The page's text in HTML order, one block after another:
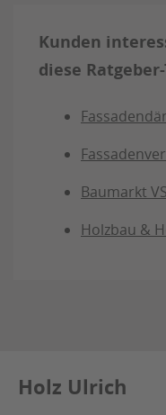
Kunden
diese
Baumarkt
Holzbau &
Holz Ulrich